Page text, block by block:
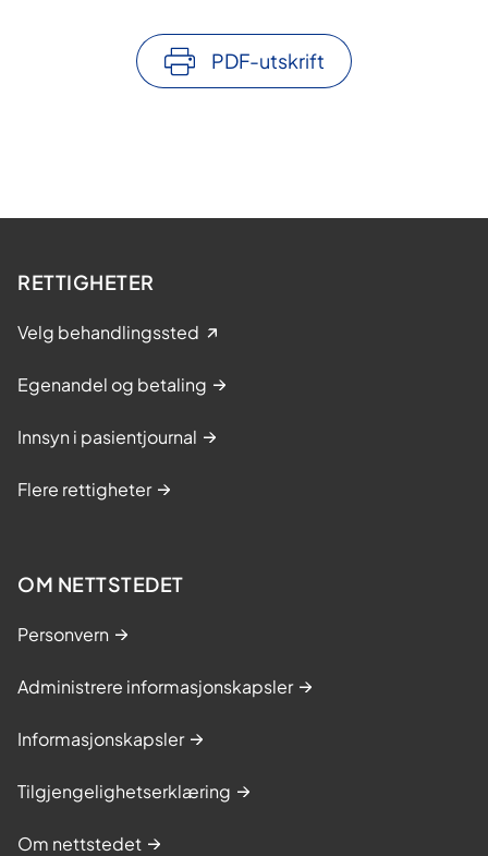
PDF-utskrift
RETTIGHETER
Velg behandlingssted
Egenandel og betaling
Innsyn i pasientjournal
Flere rettigheter
OM NETTSTEDET
Personvern
Administrere informasjonskapsler
Informasjonskapsler
Tilgjengelighetserklæring
Om nettstedet